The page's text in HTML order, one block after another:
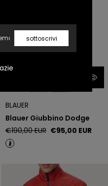
Email
sottoscrivi
BLAUER
Blauer Giubbino Dodge
Prezzo
regolare
€190,00 EUR Prezzo
€95,00 EUR
Blauer Giubbino Grayson